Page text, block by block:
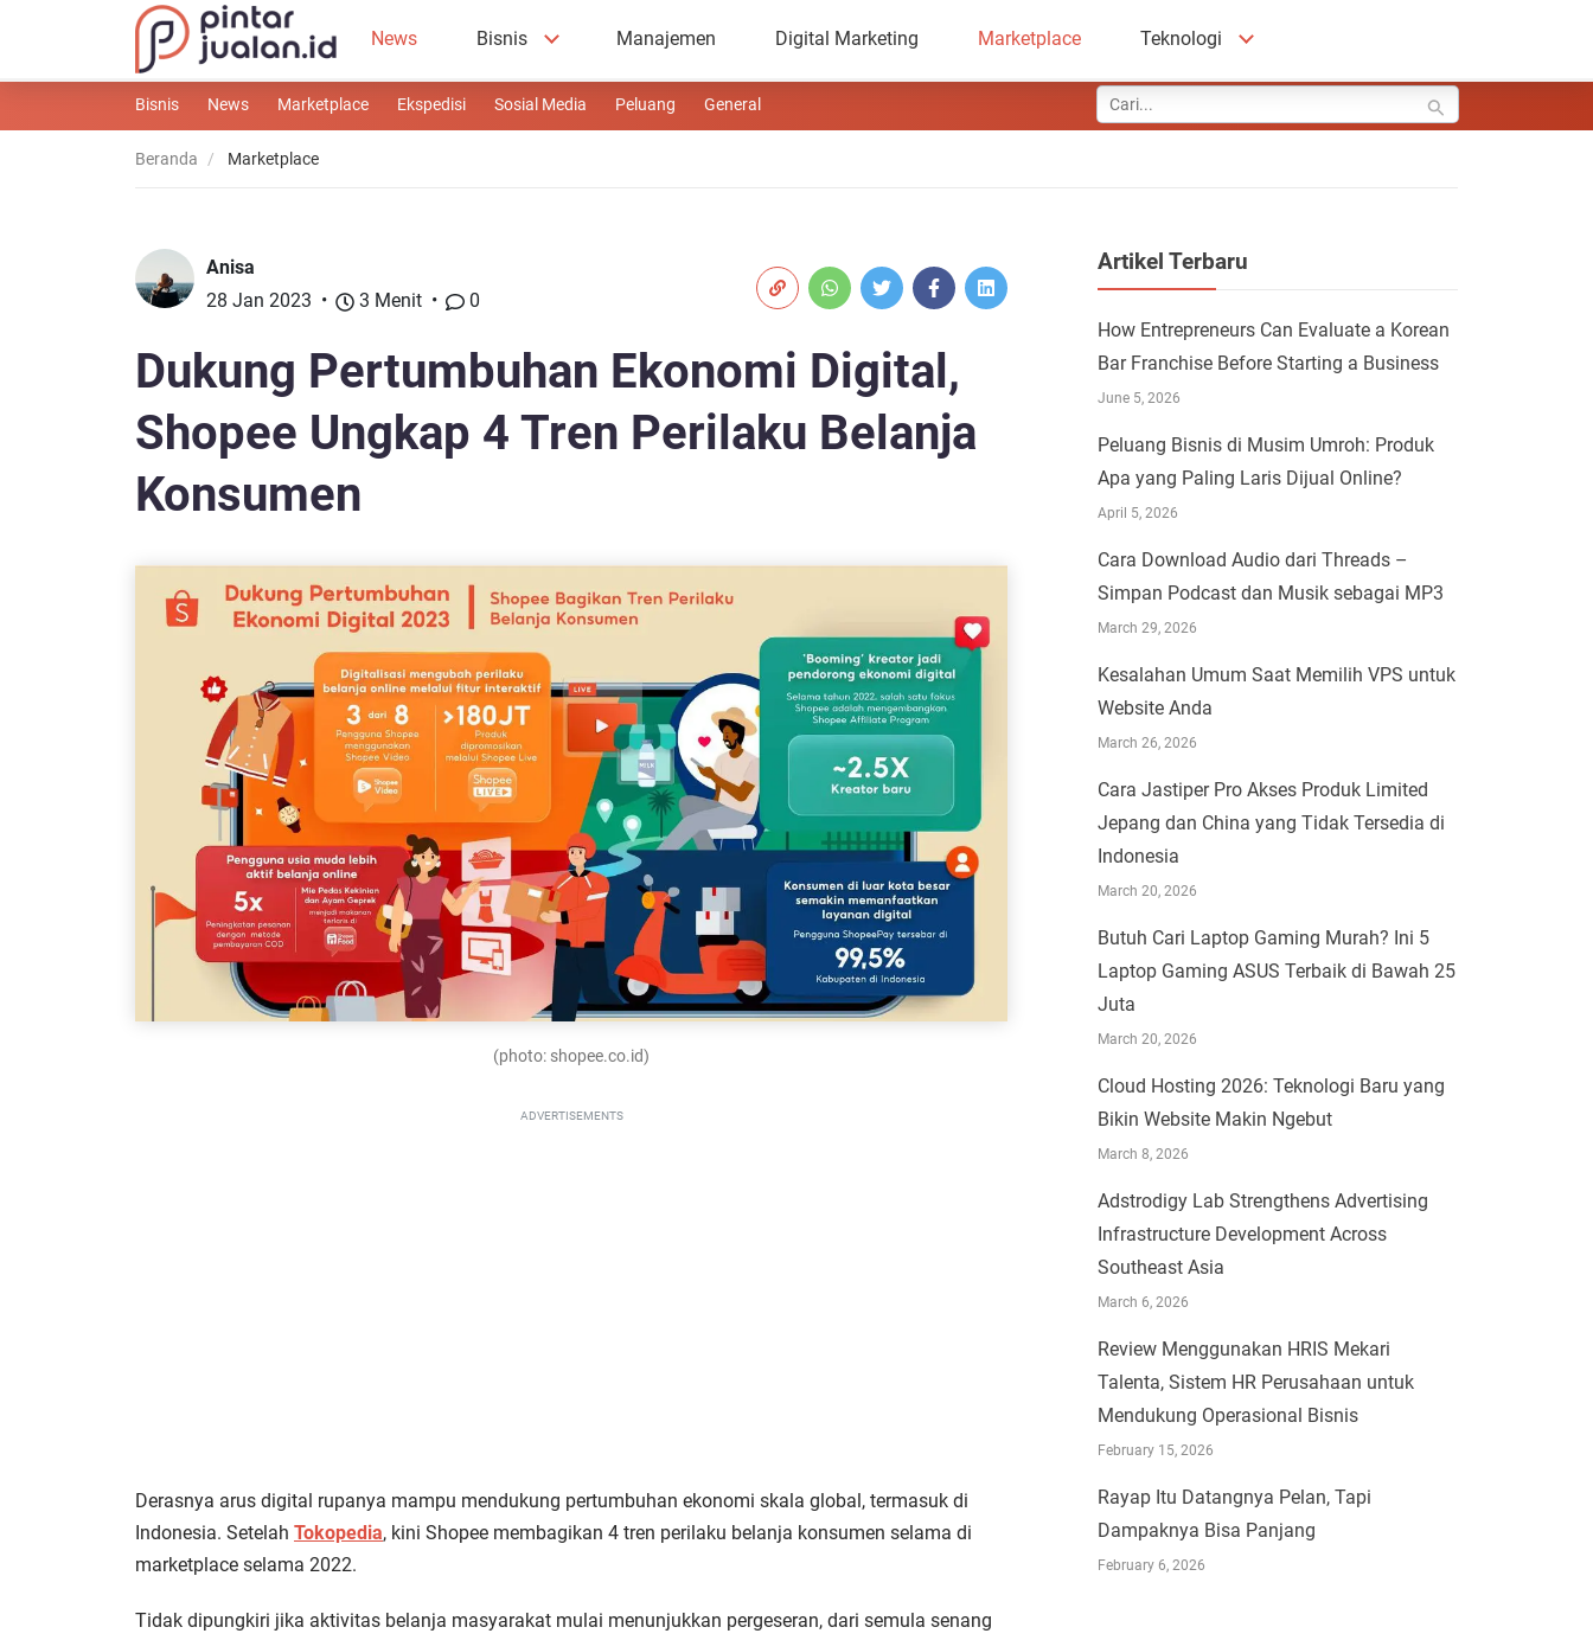
News Bisnis Manajemen Digital Marketing Marketplace Teknologi
Bisnis News Marketplace Ekspedisi Sosial Media Peluang General
Beranda Marketplace
Dukung Pertumbuhan Ekonomi Digital,
Shopee Ungkap 4 Tren Perilaku Belanja
Konsumen
Anisa
28 Jan 2023
3 Menit 0
(photo: shopee.co.id)
ADVERTISEMENTS
Derasnya arus digital rupanya mampu mendukung pertumbuhan ekonomi skala global, termasuk di
Indonesia. Setelah Tokopedia, kini Shopee membagikan 4 tren perilaku belanja konsumen selama di
marketplace selama 2022.
Tidak dipungkiri jika aktivitas belanja masyarakat mulai menunjukkan pergeseran, dari semula senang
Artikel Terbaru
How Entrepreneurs Can Evaluate a Korean
Bar Franchise Before Starting a Business
June 5, 2026
Peluang Bisnis di Musim Umroh: Produk
Apa yang Paling Laris Dijual Online?
April 5, 2026
Cara Download Audio dari Threads –
Simpan Podcast dan Musik sebagai MP3
March 29, 2026
Kesalahan Umum Saat Memilih VPS untuk
Website Anda
March 26, 2026
Cara Jastiper Pro Akses Produk Limited
Jepang dan China yang Tidak Tersedia di
Indonesia
March 20, 2026
Butuh Cari Laptop Gaming Murah? Ini 5
Laptop Gaming ASUS Terbaik di Bawah 25
Juta
March 20, 2026
Cloud Hosting 2026: Teknologi Baru yang
Bikin Website Makin Ngebut
March 8, 2026
Adstrodigy Lab Strengthens Advertising
Infrastructure Development Across
Southeast Asia
March 6, 2026
Review Menggunakan HRIS Mekari
Talenta, Sistem HR Perusahaan untuk
Mendukung Operasional Bisnis
February 15, 2026
Rayap Itu Datangnya Pelan, Tapi
Dampaknya Bisa Panjang
February 6, 2026